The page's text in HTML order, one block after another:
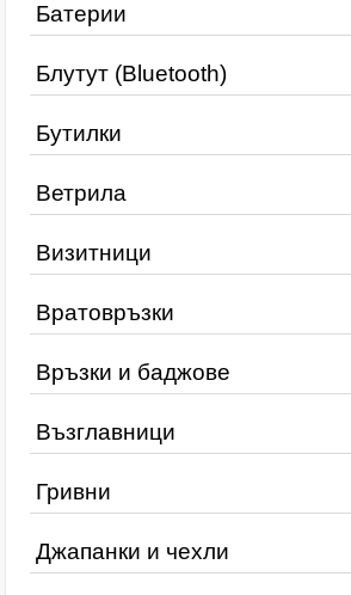
Батерии
Блутут (Bluetooth)
Бутилки
Ветрила
Визитници
Вратовръзки
Връзки и баджове
Възглавници
Гривни
Джапанки и чехли